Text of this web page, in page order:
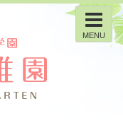
MENU